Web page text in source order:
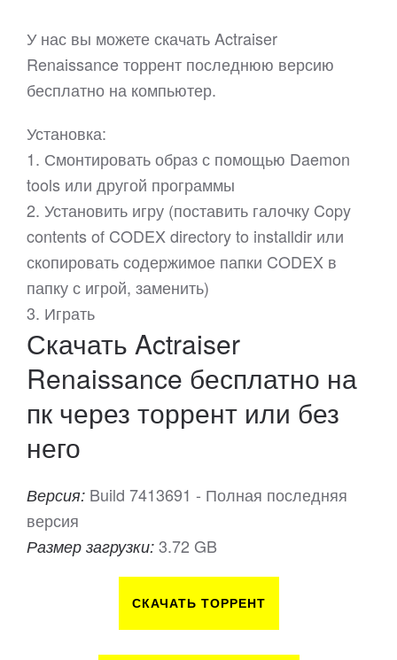
У нас вы можете скачать Actraiser
Renaissance торрент последнюю версию
бесплатно на компьютер.
Установка:
1. Смонтировать образ с помощью Daemon
tools или другой программы
2. Установить игру (поставить галочку Copy
contents of CODEX directory to installdir или
скопировать содержимое папки CODEX в
папку с игрой, заменить)
3. Играть
Скачать Actraiser
Renaissance бесплатно на
пк через торрент или без
него
Версия: Build 7413691 - Полная последняя
версия
Размер загрузки: 3.72 GB
СКАЧАТЬ ТОРРЕНТ